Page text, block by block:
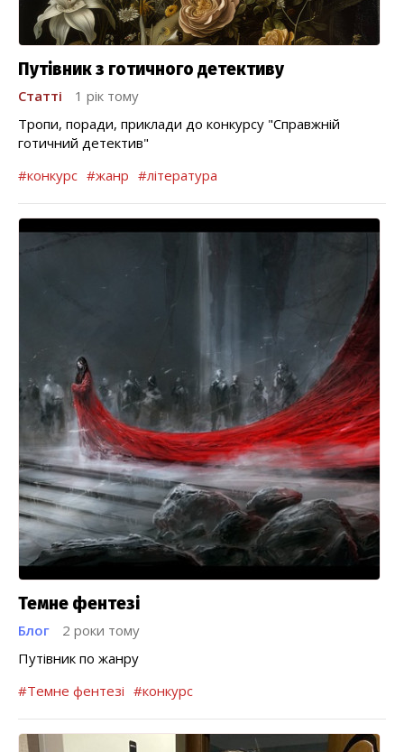
Путівник з готичного детективу
Статті
1 рік тому
Тропи, поради, приклади до конкурсу "Справжній
готичний детектив"
#конкурс #жанр #література
Темне фентезі
Блог
2 роки тому
Путівник по жанру
#Темне фентезі #конкурс